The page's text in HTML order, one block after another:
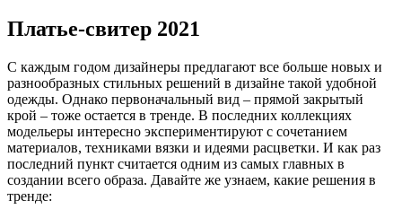
Платье-свитер 2021
С каждым годом дизайнеры предлагают все больше новых и
разнообразных стильных решений в дизайне такой удобной
одежды. Однако первоначальный вид – прямой закрытый
крой – тоже остается в тренде. В последних коллекциях
модельеры интересно экспериментируют с сочетанием
материалов, техниками вязки и идеями расцветки. И как раз
последний пункт считается одним из самых главных в
создании всего образа. Давайте же узнаем, какие решения в
тренде: